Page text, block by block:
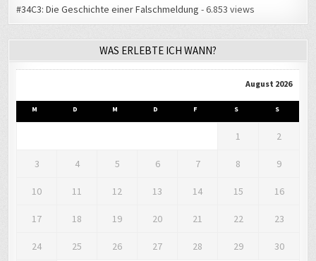
#34C3: Die Geschichte einer Falschmeldung - 6.853 views
WAS ERLEBTE ICH WANN?
August 2026
M D M D F S S
1 2
3 4 5 6 7 8 9
10 11 12 13 14 15 16
17 18 19 20 21 22 23
24 25 26 27 28 29 30